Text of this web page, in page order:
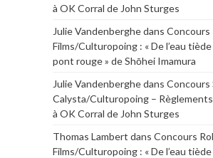
à OK Corral de John Sturges
Julie Vandenberghedans Concours
Films/Culturopoing : « De l’eau
pont rouge » de Shōhei Imamura
Julie Vandenberghedans Concours
Calysta/Culturopoing –
à OK Corral de John Sturges
Thomas Lambert dans Concours
Films/Culturopoing : « De l’eau